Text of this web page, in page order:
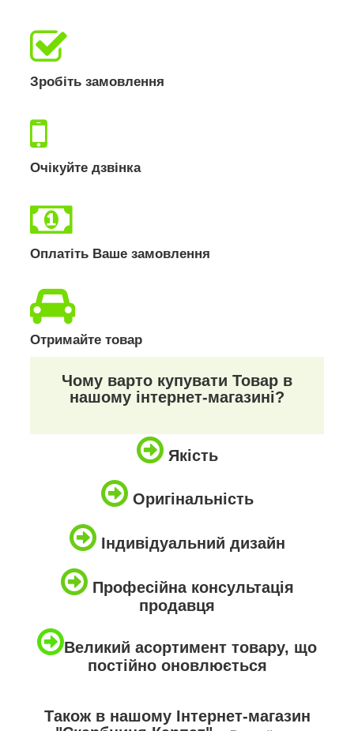
Зробіть замовлення
Очікуйте дзвінка
Оплатіть Ваше замовлення
Отримайте товар
Чому варто купувати Товар в
нашому інтернет-магазині?
Якість
Оригінальність
Індивідуальний дизайн
Професійна консультація
продавця
Великий асортимент товару, що
постійно оновлюється
Також в нашому Інтернет-магазин